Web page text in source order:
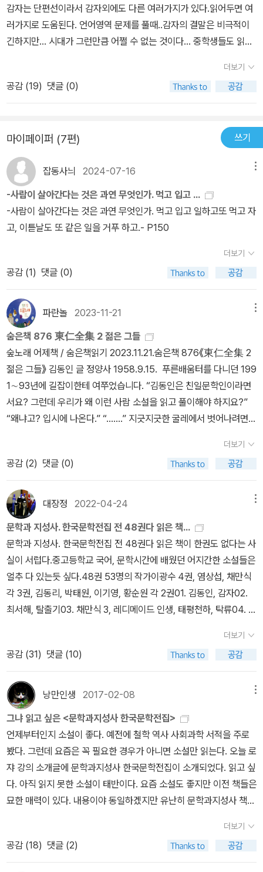
감자는 단편선이라서 감자외에도 다른 여러가지가 있다.읽어두면 여
러가지로 도움된다. 언어영역 문제를 풀때..감자의 결말은 비극적이
긴하지만... 시대가 그런만큼 어쩔 수 없는 것이다... 중학생들도 읽어
더보기
공감 (19) 댓글 (0)
마이페이퍼 (7편) 쓰기
잡동사늬 2024-07-16
-사람이 살아간다는 것은 과연 무엇인가. 먹고 입고 ...
-사람이 살아간다는 것은 과연 무엇인가. 먹고 입고 일하고또 먹고 자
고, 이튿날도 또 같은 일을 거푸 하고.- P150
더보기
공감 (1) 댓글 (0)
파란놀 2023-11-21
숨은책 876 東仁全集 2 젊은 그들
숲노래 어제책 / 숨은책읽기 2023.11.21.숨은책 876《東仁全集 2
젊은 그들》 김동인 글 정양사 1958.9.15. 푸른배움터를 다니던 199
1∼93년에 길잡이한테 여쭈었습니다. “김동인은 친일문학인이라면
서요? 그런데 우리가 왜 이런 사람 소설을 읽고 풀이해야 하지요?”
“왜냐고? 입시에 나온다.” “…….” 지긋지긋한 굴레에서 벗어나려면
을 읽어야 했고, 외워야 했고, 뜻풀이를 헤아려야 했습니다. 글과 사람
을 떼어놓아도 된다고는 여기지 않습니다. 글은 글쓴이 얼굴이요, 글
쓴이 삶자취는 고스란히 글입니다. 글만 훌륭할 수 없고, 사람만 훌륭
하지 않아요. 글하고 사람은 나란히 흐릅니다. 그저 ‘평론’이라는 이름
으로 허울을 씌워 줄 뿐입니다. 《東仁全集 2 젊은 그들》을 읽다가
내려놓았습니다. 재미가 없고, 낡았고, 우리말결이 싱그럽지 않고, 마
음을 울리지도 않습니다. 그런데 1956년부터 ‘동인문학상’을 폅니
다. 그때에도 그 뒤에도, 우리는 이런 쓸개빠진 껍데기를 걷어치우지
못 합니다. ‘미당문학상’하고 ‘팔봉문학상’도 똑같아요. 이름을 붙이려
는 무리도, 이름을 덥석 받아안는 이도 한동아리입니다. 종살이(식민
지)는 아직 안 끝났습니다. 우리 마음에, 붓에, 터전에, 책에 말글에,
깊이 밴 굴레를 털어낼 줄 알아야 어른으로 설 수 있습니다.ㅅㄴㄹ※
글쓴이숲노래(최종규) : 우리말꽃(국어사전)을 씁니다. “말꽃 짓는
물관을 꾸립니다. ‘보리 국어사전’ 편집장을 맡았고, ‘이오덕 어른 유
고’를 갈무리했습니다. 《선생님, 우리말이 뭐예요?》, 《쉬운 말이 평
화》, 《곁말》, 《곁책》, 《새로 쓰는 밑말 꾸러미 사전》, 《새로 쓰는 비
슷한말 꾸러미 사전》, 《새로 쓰는 겹말 꾸러미 사전》, 《새로 쓰는 우
리말 꾸러미 사전》, 《책숲마실》, 《우리말 수수께끼 동시》, 《우리말
동시 사전》, 《우리말 글쓰기 사전》, 《이오덕 마음 읽기》, 《시골에서
살림 짓는 즐거움》, 《마을에서 살려낸 우리말》, 《읽는 우리말 사전 1·
2·3》 들을 썼습니다. blog.naver.com/hbooklove
더보기
공감 (2) 댓글 (0)
대장정 2022-04-24
문학과 지성사. 한국문학전집 전 48권다 읽은 책...
문학과 지성사. 한국문학전집 전 48권다 읽은 책이 한권도 없다는 사
실이 서럽다.중고등학교 국어, 문학시간에 배웠던 어지간한 소설들은
얼추 다 있는듯 싶다.48권 53명의 작가이광수 4권, 염상섭, 채만식
각 3권, 김동리, 박태원, 이기영, 황순원 각 2권01. 김동인, 감자02.
최서해, 탈출기03. 채만식 3, 레디메이드 인생, 태평천하, 탁류04. 염
사하촌07. 김동리 2, 무녀도, 등신불08. 황순원 2, 독짓는 늙은이, 카
인의 후예09. 박태원 2, 천변풍경, 소설가 구보씨의 일일10. 손창섭,
비 오는 날 ☔ 11. 김유정, 동백꽃 💐 12. 이 상, 날개13. 이광수 4, 흙,
무정, 소년의 비애, 사랑 💕 14. 심 훈, 상록수🌲 15. 이기영 2, 고향,
민촌16. 이태준, 까마귀 🐦 17. 선우휘, 불꽃 🔥 18. 김남천, 맥19. 강
경애, 인간문제20. 이인직, 혈의 누21. 안국선, 이해조, 최찬식, 추월
색22. 강신재, 젊은 느티나무 🌳 23. 이범선, 오발탄24. 이효석, 메밀
꽃 필 무렵25. 현진건, 운수 좋은 날26. 전영택, 화수분27. 오상원, 유
예28. 이무영, 제1과 제1장29, 전광용, 꺼삐딴 리30. 한설야, 과도기
31. 주요섭, 사랑손님과 어머니32. 나도향, 벙어리 삼룡이33. 허 준,
잔등34. 유치진, 함세덕, 오영진, 차범석, 이근삼, 최인훈, 이현화, 이
강백, 이윤택, 오태석, 한국현대희곡선35. 백신애, 혼명에서36. 김명
숙, 나혜석, 김일엽, 이선희, 임순득, 근대여성작가선37. 박경리, 불신
더보기
공감 (31) 댓글 (10)
낭만인생 2017-02-08
그냐 읽고 싶은 <문학과지성사 한국문학전집>
언제부터인지 소설이 좋다. 예전에 철학 역사 사회과학 서적을 주로
봤다. 그런데 요즘은 꼭 필요한 경우가 아니면 소설만 읽는다. 오늘 로
쟈 강의 소개글에 문학과지성사 한국문학전집이 소개되었다. 읽고 싶
다. 아직 읽지 못한 소설이 태반이다. 요즘 소설도 좋지만 이전 책들은
묘한 매력이 있다. 내용이야 동일하겠지만 유난히 문학과지성사 책이
나이가 든 탓이리라. 산을 찍었다. 등성을 타고 듬성듬성 소나무들이
특이한 모습으로 서있다. 그다지 좋은 구도도 풍경도 아닌데 왜 저곳
에 끌리는 것일까? 내가 미처 눈치채지 못하는 무엇인가가 저곳에 있
더보기
공감 (18) 댓글 (2)